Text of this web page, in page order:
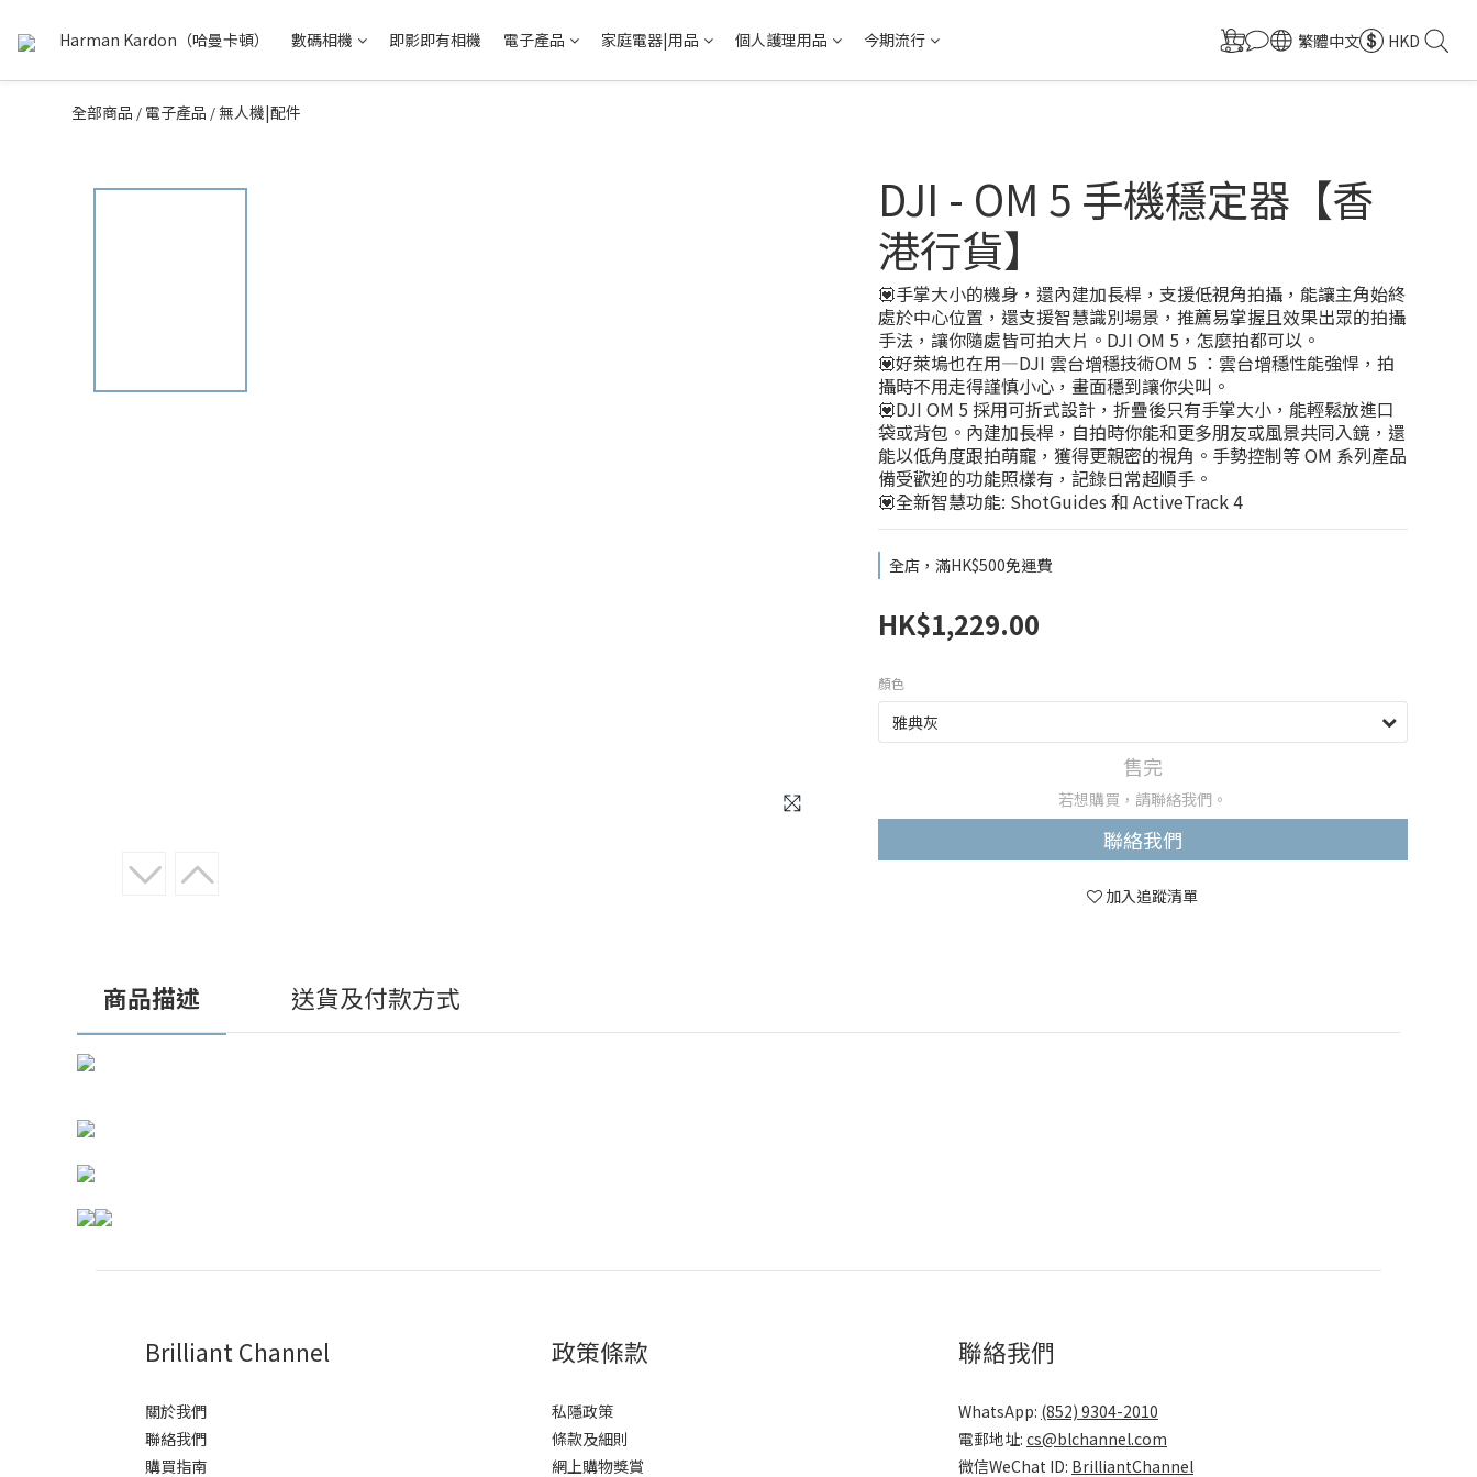
Harman Kardon（哈曼卡頓） 數碼相機 即影即有相機 電子產品 家庭電器|用品 個人護理用品 今期流行 繁體中文 HKD
全部商品 / 電子產品 /無人機|配件
DJI - OM 5 手機穩定器【香
港行貨】
💟手掌大小的機身，還內建加長桿，支援低視角拍攝，能讓主角始終
處於中心位置，還支援智慧識別場景，推薦易掌握且效果出眾的拍攝
手法，讓你隨處皆可拍大片。DJI OM 5，怎麼拍都可以。
💟好萊塢也在用—DJI 雲台增穩技術OM 5 ：雲台增穩性能強悍，拍
攝時不用走得謹慎小心，畫面穩到讓你尖叫。
💟DJI OM 5 採用可折式設計，折疊後只有手掌大小，能輕鬆放進口
袋或背包。內建加長桿，自拍時你能和更多朋友或風景共同入鏡，還
能以低角度跟拍萌寵，獲得更親密的視角。手勢控制等 OM 系列產品
備受歡迎的功能照樣有，記錄日常超順手。
💟全新智慧功能: ShotGuides 和 ActiveTrack 4
全店，滿HK$500免運費
HK$1,229.00
顏色
售完
若想購買，請聯絡我們。
聯絡我們
加入追蹤清單
商品描述 送貨及付款方式
Brilliant Channel
關於我們
聯絡我們
購買指南
政策條款
私隱政策
條款及細則
網上購物獎賞
聯絡我們
WhatsApp: (852) 9304-2010
電郵地址: cs@blchannel.com
微信WeChat ID: BrilliantChannel